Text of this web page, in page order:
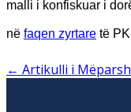
malli i konfiskuar i
në faqen zyrtare të
← Artikulli i